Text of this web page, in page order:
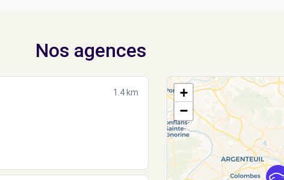
Nos agences
1.4 km
+
−